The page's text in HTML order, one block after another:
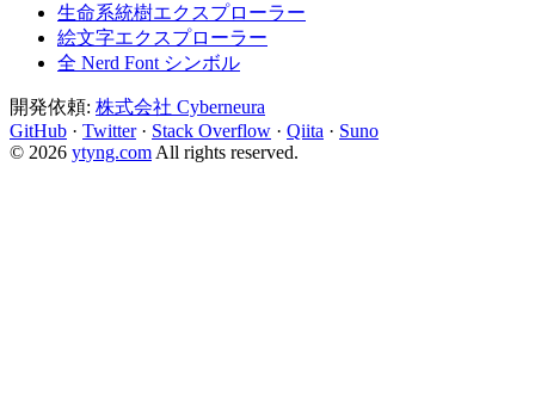
生命系統樹エクスプローラー
絵文字エクスプローラー
全 Nerd Font シンボル
開発依頼: 株式会社 Cyberneura
GitHub · Twitter · Stack Overflow · Qiita · Suno
© 2026 ytyng.com All rights reserved.